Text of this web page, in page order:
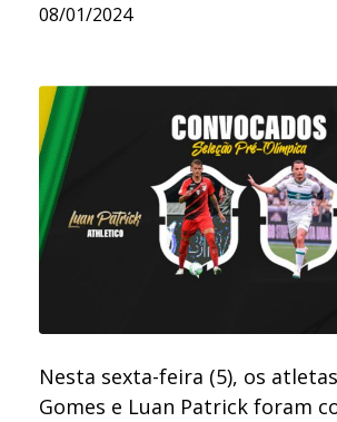
08/01/2024
Nesta sexta-feira (5), os
Gomes e Luan Patrick foram